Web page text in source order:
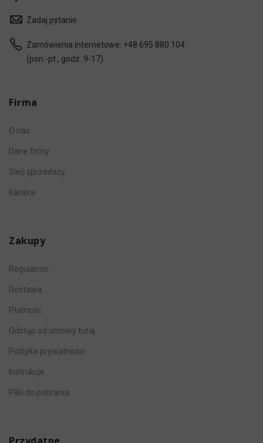
Zadaj pytanie
Zamówienia internetowe: +48 695 880 104
(pon.-pt., godz. 9-17)
Firma
O nas
Dane firmy
Sieć sprzedaży
Kariera
Zakupy
Regulamin
Dostawa
Płatność
Odstąp od umowy tutaj
Polityka prywatności
Instrukcje
Pliki do pobrania